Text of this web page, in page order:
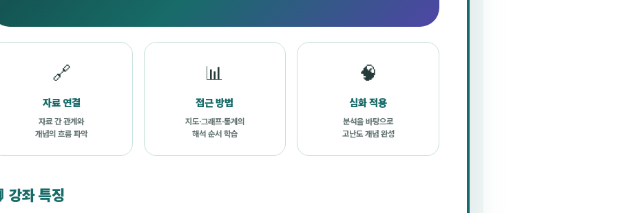
🔗
자료 연결
자료 간 관계와
개념의 흐름 파악
📊
접근 방법
지도·그래프·통계의
해석 순서 학습
🧠
심화 적용
분석을 바탕으로
고난도 개념 완성
강좌 특징